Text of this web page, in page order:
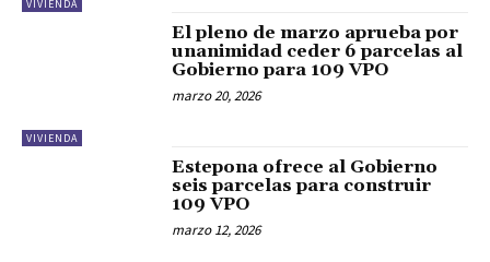
VIVIENDA
VIVIENDA
El pleno de marzo aprueba por
unanimidad ceder 6 parcelas al
Gobierno para 109 VPO
marzo 20, 2026
Estepona ofrece al Gobierno
seis parcelas para construir
109 VPO
marzo 12, 2026